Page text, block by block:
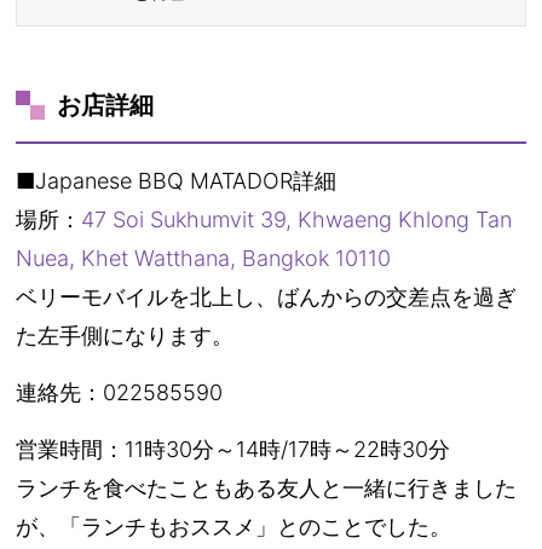
お店詳細
■Japanese BBQ MATADOR詳細
場所： 47 Soi Sukhumvit 39, Khwaeng Khlong Tan
Nuea, Khet Watthana, Bangkok 10110
ベリーモバイルを北上し、ばんからの交差点を過ぎ
た左手側になります。
連絡先：022585590
営業時間：11時30分～14時/17時～22時30分
ランチを食べたこともある友人と一緒に行きました
が、「ランチもおススメ」とのことでした。